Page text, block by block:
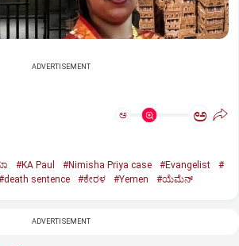
ADVERTISEMENT
ಅ ಅ
#KA Paul #Nimisha Priya case #Evangelist
#
sentence #ಕೇರಳ #Yemen #ಯೆಮೆನ್‌
ADVERTISEMENT